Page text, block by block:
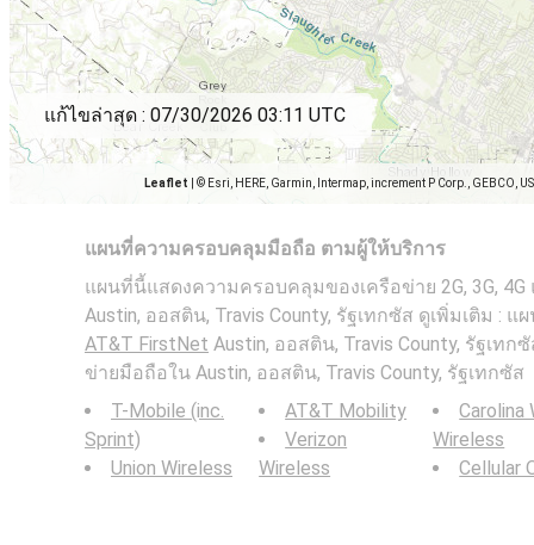
Leaflet © Esri, HERE, Garmin, Intermap, increment P Corp., GEBCO,
แก้ไขล่าสุด : 07/30/2026 03:11 UTC
แผนที่ความครอบคลุมมือถือ ตามผู้ให้บริการ
แผนที่นี้แสดงความครอบคลุมของเครือข่าย 2G, 3G, 4G
Austin, ออสติน, Travis County, รัฐเทกซัส ดูเพิ่มเติม
AT&T FirstNet Austin, ออสติน, Travis County, รัฐเท
ข่ายมือถือใน Austin, ออสติน, Travis County, รัฐเทกซัส
T-Mobile (inc.
Sprint)
Union Wireless
AT&T Mobility
Verizon
Wireless
Carolina
Wireless
Cellular